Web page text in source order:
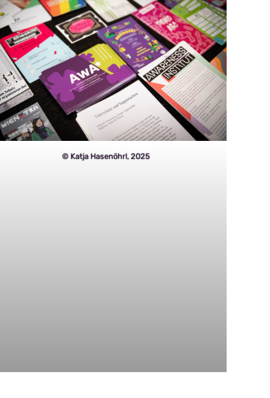
© Katja Hasenöhrl, 2025